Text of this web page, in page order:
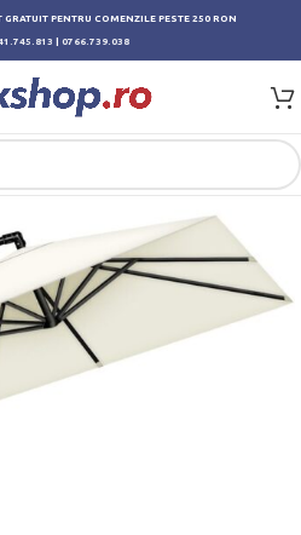
PENTRU COMENZILE PESTE 250 RON
0766.739.038